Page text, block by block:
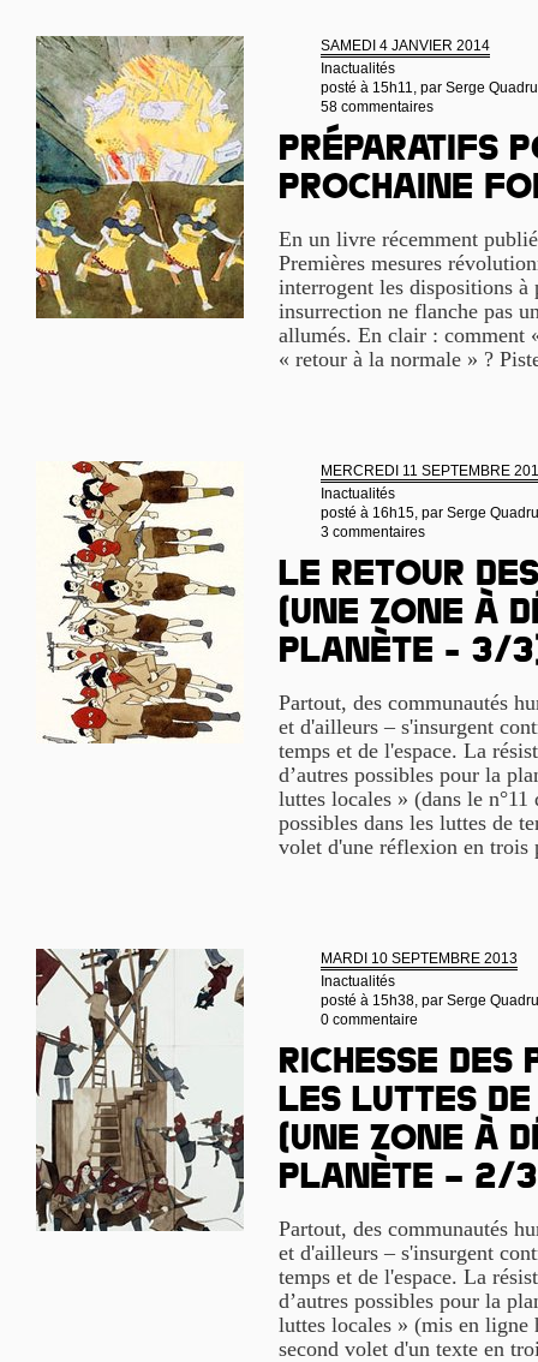
SAMEDI 4 JANVIER 2014
Inactualités
posté à 15h11, par Serge
58 commentaires
Préparatifs
prochaine
En un livre récemment
Premières mesures
interrogent les dispositions à
insurrection ne flanche pas
allumés. En clair : comment
« retour à la normale » ?
MERCREDI 11 SEPTEMBRE
Inactualités
posté à 16h15, par Serge
3 commentaires
Le retour
(une Zone à
Planète - 3/
Partout, des communautés
et d'ailleurs – s'insurgent
temps et de l'espace. La
d’autres possibles pour la
luttes locales » (dans le n°11
possibles dans les luttes de
volet d'une réflexion en trois
MARDI 10 SEPTEMBRE 2013
Inactualités
posté à 15h38, par Serge
0 commentaire
Richesse
les luttes
(Une Zone à
Planète – 2/
Partout, des communautés
et d'ailleurs – s'insurgent
temps et de l'espace. La
d’autres possibles pour la
luttes locales » (mis en
second volet d'un texte en